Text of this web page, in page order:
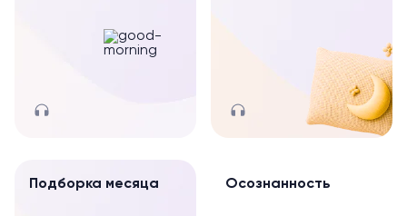
Подборка месяца Осознанность